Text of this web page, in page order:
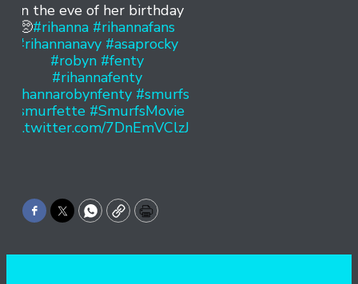
On the eve of her birthday
🥺#rihanna #rihannafans
#rihannanavy #asaprocky
#robyn #fenty
#rihannafenty
#rihannarobynfenty #smurfs
#smurfette #SmurfsMovie
pic.twitter.com/7DnEmVClzJ
Facebook
TwitterWhatsApp
CopyPrint